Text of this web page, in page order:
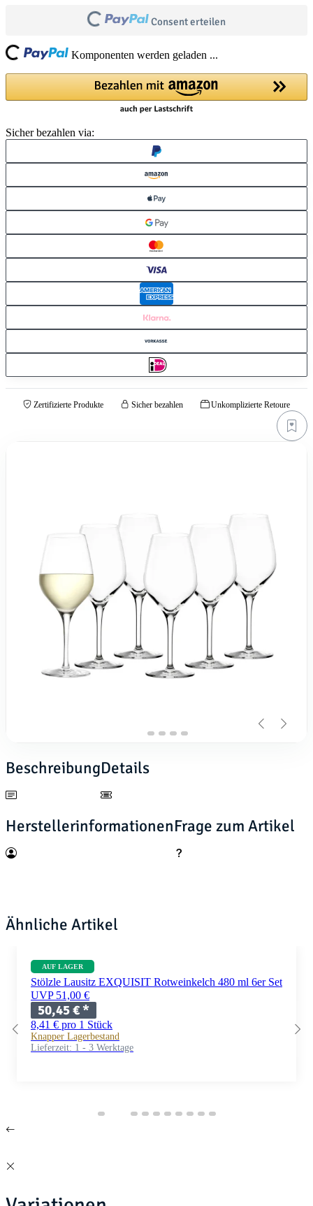
Loading... Consent erteilen
Loading... Komponenten werden geladen ...
Sicher bezahlen via:
Zertifizierte Produkte Sicher bezahlen Unkomplizierte Retoure
BeschreibungDetails
HerstellerinformationenFrage zum Artikel
Ähnliche Artikel
AUF LAGER
Stölzle Lausitz EXQUISIT Rotweinkelch 480 ml 6er Set
UVP 51,00 €
50,45 €*
8,41 € pro 1 Stück
Knapper Lagerbestand
Lieferzeit: 1 - 3 Werktage